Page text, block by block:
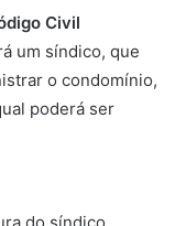
Civil
um síndico, que
o condomínio,
poderá ser